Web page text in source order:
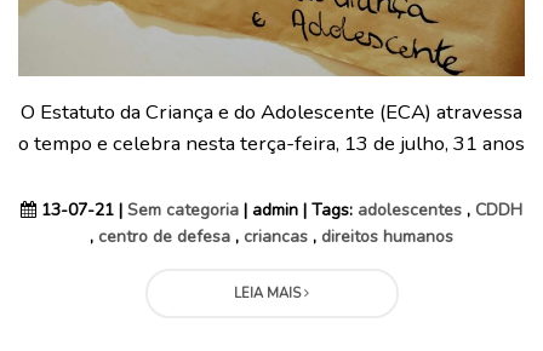
O Estatuto da Criança e do Adolescente (ECA) atravessa
o tempo e celebra nesta terça-feira, 13 de julho, 31 anos
13-07-21 | Sem categoria | admin | Tags: adolescentes , CDDH
, centro de defesa , criancas , direitos humanos
LEIA MAIS